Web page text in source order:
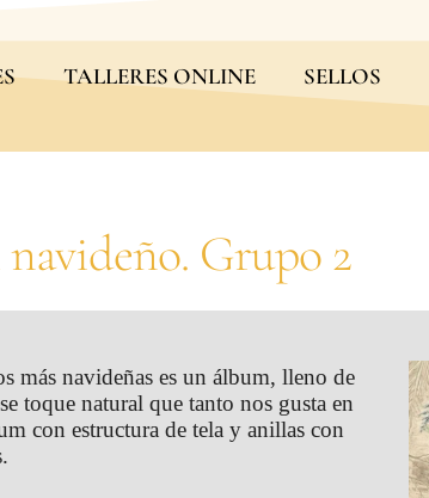
TALLERES ONLINE SELLOS
Grupo 2
más navideñas es un álbum, lleno de
toque natural que tanto nos gusta en
con estructura de tela y anillas con